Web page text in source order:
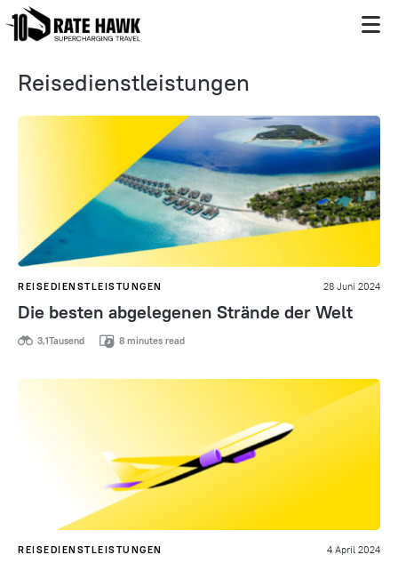
Reisedienstleistungen
REISEDIENSTLEISTUNGEN 28 Juni 2024
Die besten abgelegenen Strände der Welt
3,1Tausend 8 minutes read
REISEDIENSTLEISTUNGEN 4 April 2024